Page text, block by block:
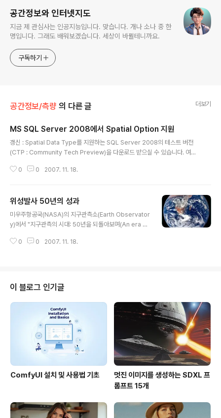
공간정보와 인터넷지도
지금 제 관심사는 인공지능입니다. 맞습니다. 개나 소나 중 한
명입니다. 그래도 배워보겠습니다. 세상이 바뀔테니까요.
구독하기
공간정보/측량 의 다른 글 더보기
MS SQL Server 2008에서 Spatial Option 지원
갱신 : Spatial Data Type를 지원하는 SQL Server 2008의 테스트 버전
(CTP : Community Tech Preview)을 다운로드 받으실 수 있습니다. 여기
을 읽어보시면 됩니다. 대용량의 GIS 어플리케이션을 개발하기 위해서는 GIS
이 사용하고 있습니다. 특히 우리나라에서는 2007년 현재 ORACLE의 시장점
유율이 50%이상인 상태이고, 지리정보를 지원하는 Spatial 기능은 거의 대부
분 오라클을 사용하고 있는 것으로 알고 있습..
0 0 2007. 11. 18.
위성발사 50년의 성과
미우주항공국(NASA)의 지구관측소(Earth Observator
y)에서 "지구관측의 시대: 50년을 되돌아보며(An era of
s)"라는 제목의 긴 기사(pdf 버전)를 발표했습니다. 맨 첫
씨, 기후, 자연재해를 예측할 수 있는 것은 이러한 인공위성
관측자료가 있었기에 가능합니다. 인공위성은 인간이 우리
지구를 관찰하고 이해하는 방법을 혁신시켰으며, 기본적인
과학적 질문 해결에 도움을 주었고, 사회적 이익을 가져오
는 수많은 응용분야를 탄생시켰습니다. 미래의 ..
0 0 2007. 11. 18.
이 블로그 인기글
ComfyUI 설치 및 사용법 기초
멋진 이미지를 생성하는 SDXL 프
롬프트 15개